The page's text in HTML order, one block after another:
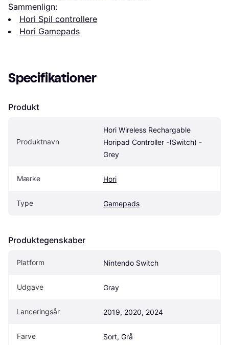
Sammenlign:
Hori Spil controllere
Hori Gamepads
Specifikationer
Produkt
Produktnavn
Hori Wireless Rechargable
Horipad Controller -(Switch) -
Grey
Mærke Hori
Type Gamepads
Produktegenskaber
Platform Nintendo Switch
Udgave Gray
Lanceringsår 2019, 2020, 2024
Farve Sort, Grå